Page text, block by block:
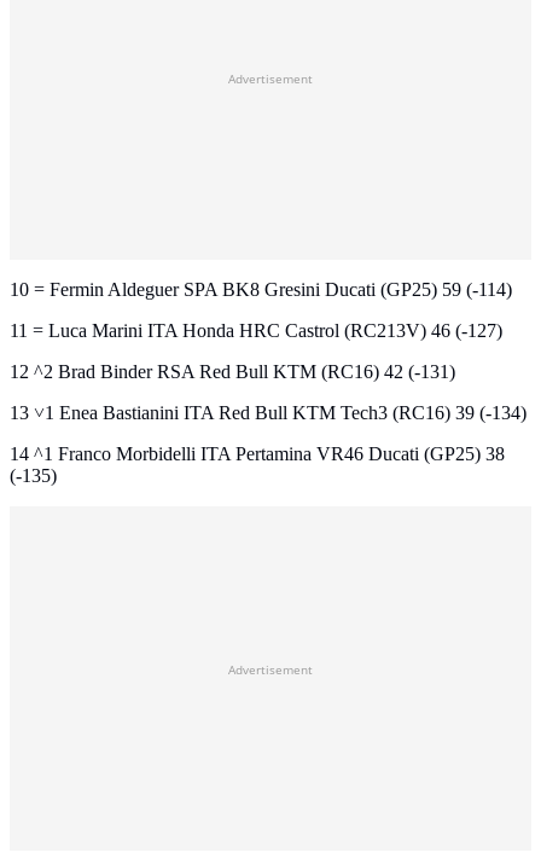
Advertisement
10 = Fermin Aldeguer SPA BK8 Gresini Ducati (GP25) 59 (-114)
11 = Luca Marini ITA Honda HRC Castrol (RC213V) 46 (-127)
12 ^2 Brad Binder RSA Red Bull KTM (RC16) 42 (-131)
13 ˅1 Enea Bastianini ITA Red Bull KTM Tech3 (RC16) 39 (-134)
14 ^1 Franco Morbidelli ITA Pertamina VR46 Ducati (GP25) 38
(-135)
Advertisement